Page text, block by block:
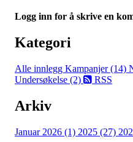
Logg inn for å skrive en
Kategori
Alle innlegg Kampanjer (14)
Undersøkelse (2)
RSS
Arkiv
Januar 2026 (1) 2025 (27)